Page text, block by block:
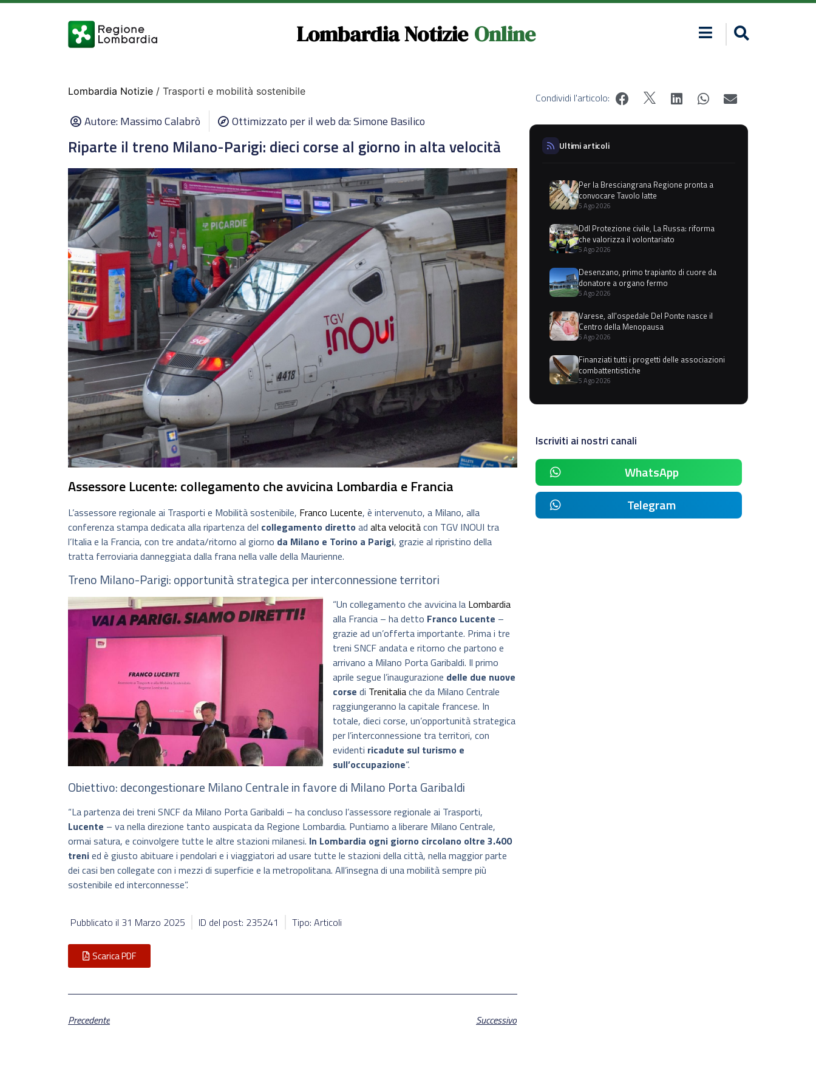
Lombardia Notizie Online
Lombardia Notizie / Trasporti e mobilità sostenibile
Autore:Massimo Calabrò Ottimizzato per il web da: Simone Basilico
Riparte il treno Milano-Parigi: dieci corse al giorno in alta velocità
Assessore Lucente: collegamento che avvicina Lombardia e Francia
L’assessore regionale ai Trasporti e Mobilità sostenibile, Franco Lucente, è intervenuto, a Milano, alla
conferenza stampa dedicata alla ripartenza del collegamento diretto ad alta velocitàcon TGV INOUI tra
l’Italia e la Francia, con tre andata/ritorno al giorno da Milano e Torino a Parigi, grazie al ripristino della
tratta ferroviaria danneggiata dalla frana nella valle della Maurienne.
Treno Milano-Parigi: opportunità strategica per interconnessione territori
“Un collegamento che avvicina la Lombardia
alla Francia – ha detto Franco Lucente –
grazie ad un’offerta importante. Prima i tre
treni SNCF andata e ritorno che partono e
arrivano a Milano Porta Garibaldi. Il primo
aprile segue l’inaugurazione delle due nuove
corse di Trenitaliache da Milano Centrale
raggiungeranno la capitale francese. In
totale, dieci corse, un’opportunità strategica
per l’interconnessione tra territori, con
evidenti ricadute sul turismo e
sull’occupazione“.
Obiettivo: decongestionare Milano Centrale in favore di Milano Porta Garibaldi
“La partenza dei treni SNCF da Milano Porta Garibaldi – ha concluso l’assessore regionale ai Trasporti,
Lucente – va nella direzione tanto auspicata da Regione Lombardia. Puntiamo a liberare Milano Centrale,
ormai satura, e coinvolgere tutte le altre stazioni milanesi. In Lombardia ogni giorno circolano oltre 3.400
trenied è giusto abituare i pendolari e i viaggiatori ad usare tutte le stazioni della città, nella maggior parte
dei casi ben collegate con i mezzi di superficie e la metropolitana. All’insegna di una mobilità sempre più
sostenibile ed interconnesse”.
Pubblicato il 31 Marzo 2025 ID del post: 235241 Tipo: Articoli
Scarica PDF
Precedente Successivo
Condividi l'articolo:
Ultimi articoli
Per la Bresciangrana Regione pronta a
convocare Tavolo latte
5 Ago 2026
Ddl Protezione civile, La Russa: riforma
che valorizza il volontariato
5 Ago 2026
Desenzano, primo trapianto di cuore da
donatore a organo fermo
5 Ago 2026
Varese, all'ospedale Del Ponte nasce il
Centro della Menopausa
5 Ago 2026
Finanziati tutti i progetti delle associazioni
combattentistiche
5 Ago 2026
Iscriviti ai nostri canali
WhatsApp
Telegram